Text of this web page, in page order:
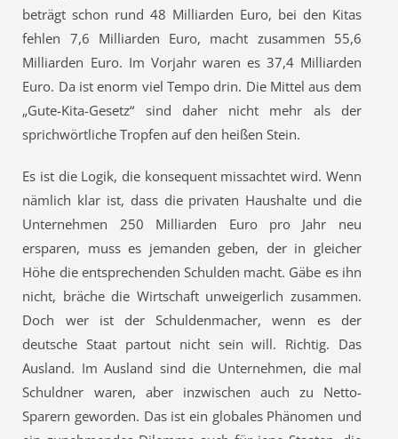
beträgt schon rund 48 Milliarden Euro, bei den Kitas
fehlen 7,6 Milliarden Euro, macht zusammen 55,6
Milliarden Euro. Im Vorjahr waren es 37,4 Milliarden
Euro. Da ist enorm viel Tempo drin. Die Mittel aus dem
„Gute-Kita-Gesetz“ sind daher nicht mehr als der
sprichwörtliche Tropfen auf den heißen Stein.
Es ist die Logik, die konsequent missachtet wird. Wenn
nämlich klar ist, dass die privaten Haushalte und die
Unternehmen 250 Milliarden Euro pro Jahr neu
ersparen, muss es jemanden geben, der in gleicher
Höhe die entsprechenden Schulden macht. Gäbe es ihn
nicht, bräche die Wirtschaft unweigerlich zusammen.
Doch wer ist der Schuldenmacher, wenn es der
deutsche Staat partout nicht sein will. Richtig. Das
Ausland. Im Ausland sind die Unternehmen, die mal
Schuldner waren, aber inzwischen auch zu Netto-
Sparern geworden. Das ist ein globales Phänomen und